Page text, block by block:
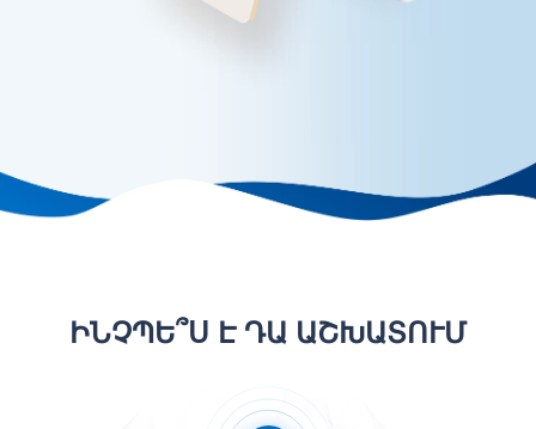
ԻՆՉՊԵ՞Ս Է ԴԱ ԱՇԽԱՏՈՒՄ